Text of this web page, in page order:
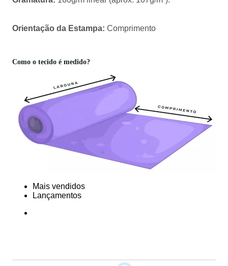
Orientação da Estampa: Comprimento
Como o tecido é medido?
Mais vendidos
Lançamentos